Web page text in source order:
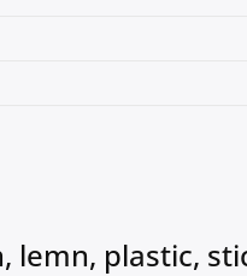
plastic,